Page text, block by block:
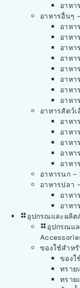
อาหา
อาหารอื่นๆ
อาหา
อาหา
อาหา
อาหา
อาหา
อาหา
อาหา
อาหา
อาหารสัตว์
อาหา
อาหา
อาหา
อาหา
อาหา
อาหารนก –
อาหารปลา
อาหา
อาหา
อุปกรณและผลิต
อุปกรณแ
ของใช้สำห
ของใ
ทราย
ทราย